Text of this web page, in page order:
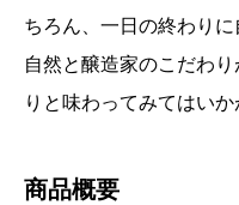
ちろん、一日の終わり
自然と醸造家のこだわ
りと味わってみてはいか
商品概要